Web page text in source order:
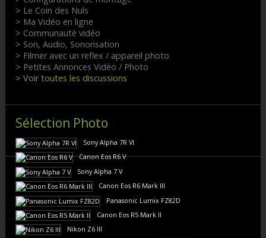
> Le Coin des Nuls
> Ma Vidéo en ligne
> Communauté vidéo
> Son, Audio, Sonorisation
> Filmer avec un reflex / appareil photo
> Petites Annonces Vidéo / Photo
> Voir toutes les discussions
Sélection Photo
Sony Alpha 7R VI
Canon Eos R6 V
Sony Alpha 7 V
Canon Eos R6 Mark III
Panasonic Lumix FZ82D
Canon Eos R5 Mark II
Nikon Z6 III